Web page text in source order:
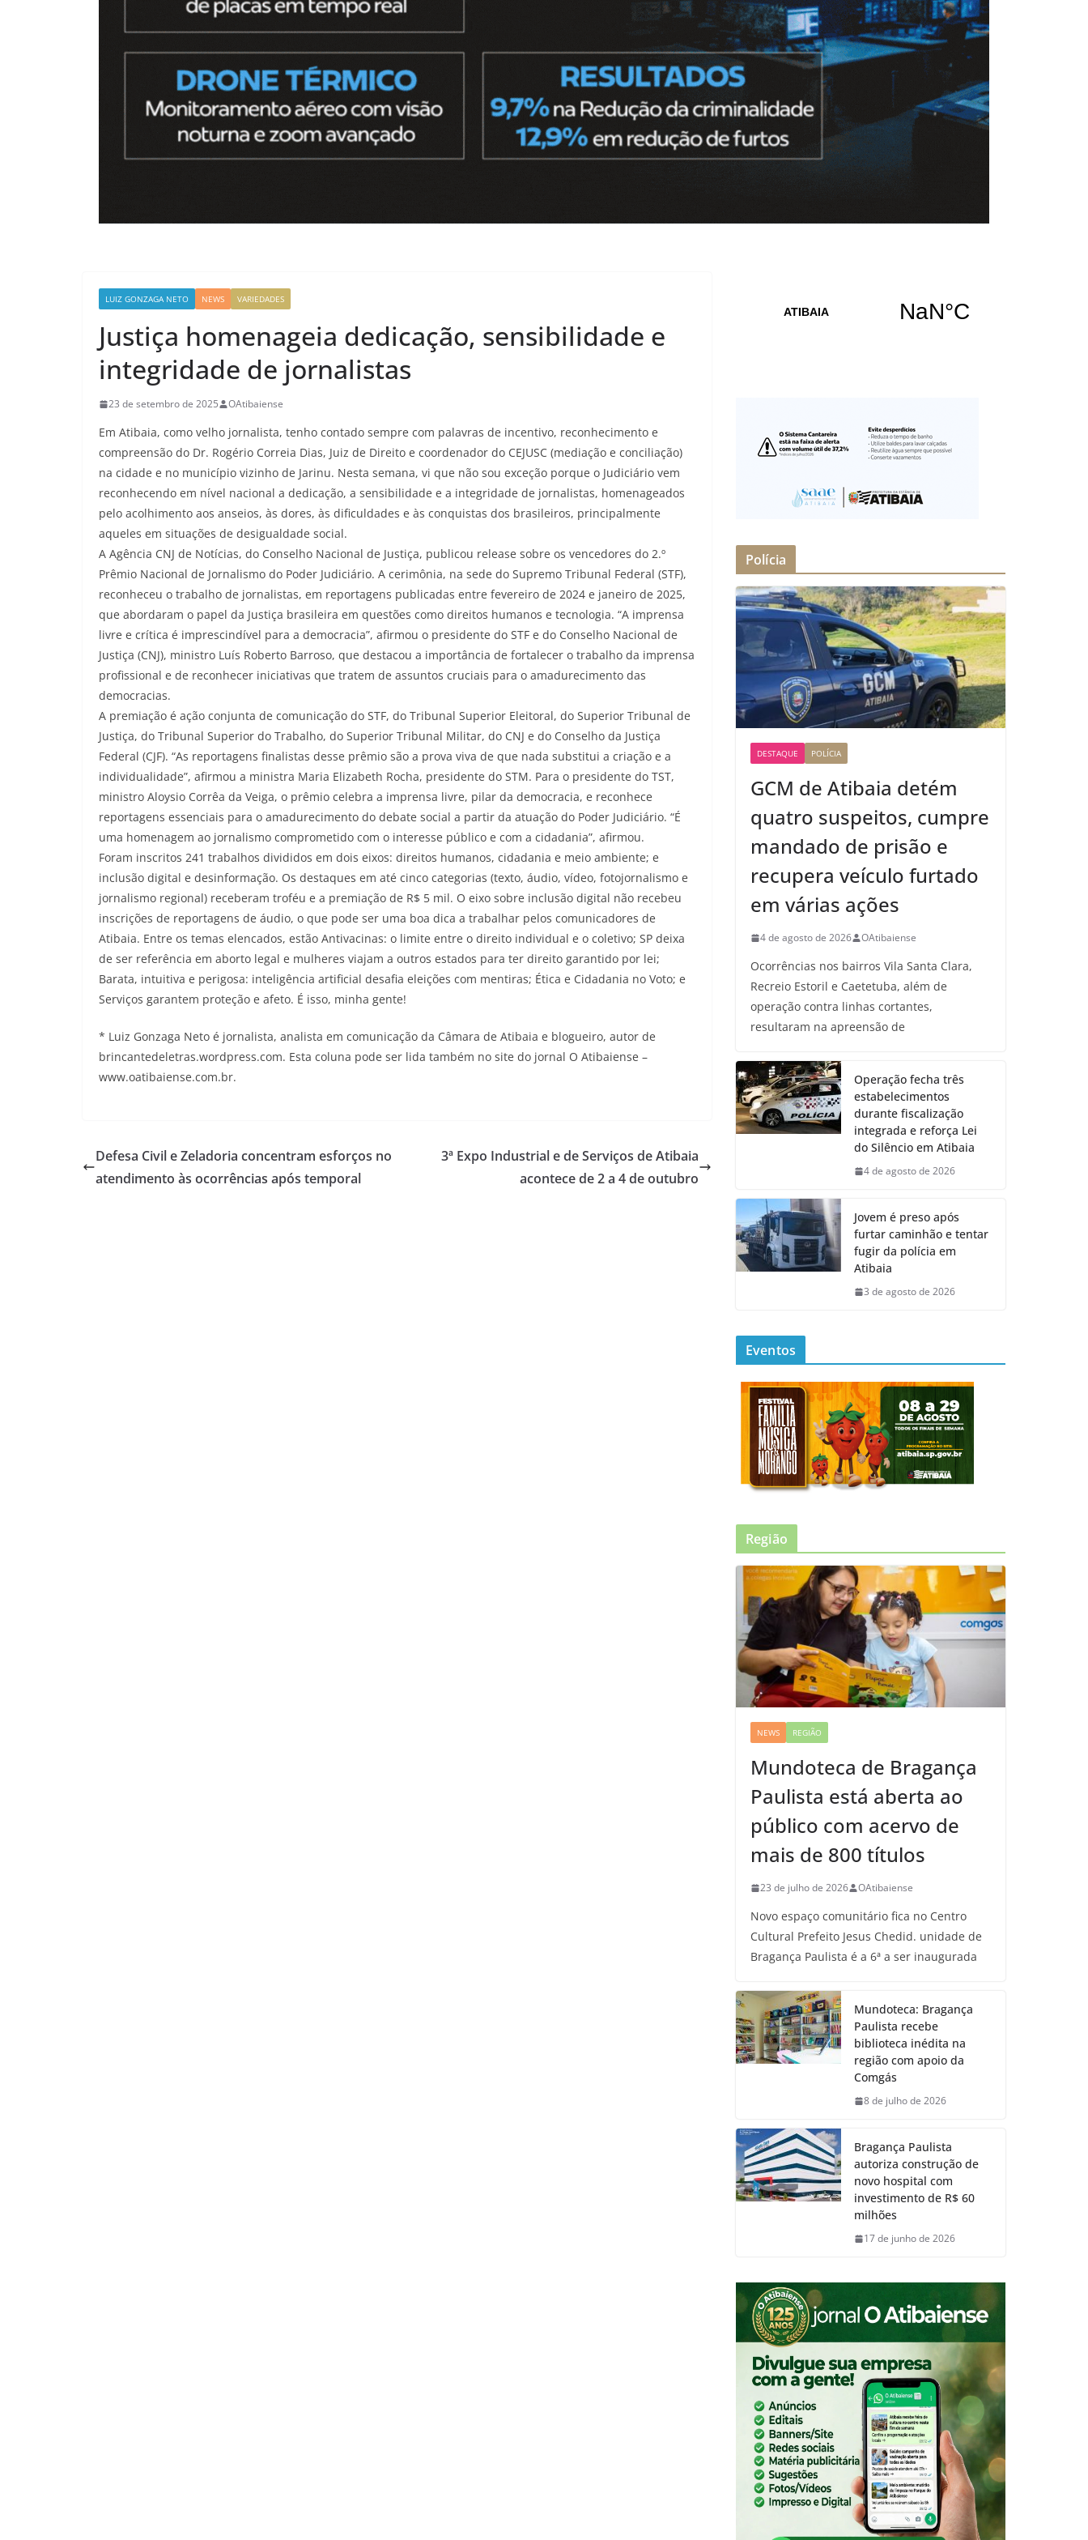
LUIZ GONZAGA NETO NEWS VARIEDADES
Justiça homenageia dedicação, sensibilidade e
integridade de jornalistas
23 de setembro de 2025 OAtibaiense
Em Atibaia, como velho jornalista, tenho contado sempre com palavras de incentivo, reconhecimento e
compreensão do Dr. Rogério Correia Dias, Juiz de Direito e coordenador do CEJUSC (mediação e conciliação)
na cidade e no município vizinho de Jarinu. Nesta semana, vi que não sou exceção porque o Judiciário vem
reconhecendo em nível nacional a dedicação, a sensibilidade e a integridade de jornalistas, homenageados
pelo acolhimento aos anseios, às dores, às dificuldades e às conquistas dos brasileiros, principalmente
aqueles em situações de desigualdade social.
A Agência CNJ de Notícias, do Conselho Nacional de Justiça, publicou release sobre os vencedores do 2.º
Prêmio Nacional de Jornalismo do Poder Judiciário. A cerimônia, na sede do Supremo Tribunal Federal (STF),
reconheceu o trabalho de jornalistas, em reportagens publicadas entre fevereiro de 2024 e janeiro de 2025,
que abordaram o papel da Justiça brasileira em questões como direitos humanos e tecnologia. “A imprensa
livre e crítica é imprescindível para a democracia”, afirmou o presidente do STF e do Conselho Nacional de
Justiça (CNJ), ministro Luís Roberto Barroso, que destacou a importância de fortalecer o trabalho da imprensa
profissional e de reconhecer iniciativas que tratem de assuntos cruciais para o amadurecimento das
democracias.
A premiação é ação conjunta de comunicação do STF, do Tribunal Superior Eleitoral, do Superior Tribunal de
Justiça, do Tribunal Superior do Trabalho, do Superior Tribunal Militar, do CNJ e do Conselho da Justiça
Federal (CJF). “As reportagens finalistas desse prêmio são a prova viva de que nada substitui a criação e a
individualidade”, afirmou a ministra Maria Elizabeth Rocha, presidente do STM. Para o presidente do TST,
ministro Aloysio Corrêa da Veiga, o prêmio celebra a imprensa livre, pilar da democracia, e reconhece
reportagens essenciais para o amadurecimento do debate social a partir da atuação do Poder Judiciário. “É
uma homenagem ao jornalismo comprometido com o interesse público e com a cidadania”, afirmou.
Foram inscritos 241 trabalhos divididos em dois eixos: direitos humanos, cidadania e meio ambiente; e
inclusão digital e desinformação. Os destaques em até cinco categorias (texto, áudio, vídeo, fotojornalismo e
jornalismo regional) receberam troféu e a premiação de R$ 5 mil. O eixo sobre inclusão digital não recebeu
inscrições de reportagens de áudio, o que pode ser uma boa dica a trabalhar pelos comunicadores de
Atibaia. Entre os temas elencados, estão Antivacinas: o limite entre o direito individual e o coletivo; SP deixa
de ser referência em aborto legal e mulheres viajam a outros estados para ter direito garantido por lei;
Barata, intuitiva e perigosa: inteligência artificial desafia eleições com mentiras; Ética e Cidadania no Voto; e
Serviços garantem proteção e afeto. É isso, minha gente!
* Luiz Gonzaga Neto é jornalista, analista em comunicação da Câmara de Atibaia e blogueiro, autor de
brincantedeletras.wordpress.com. Esta coluna pode ser lida também no site do jornal O Atibaiense –
www.oatibaiense.com.br.
Defesa Civil e Zeladoria concentram esforços no
atendimento às ocorrências após temporal
3ª Expo Industrial e de Serviços de Atibaia
acontece de 2 a 4 de outubro
Polícia
DESTAQUE POLÍCIA
GCM de Atibaia detém
quatro suspeitos, cumpre
mandado de prisão e
recupera veículo furtado
em várias ações
4 de agosto de 2026 OAtibaiense
Ocorrências nos bairros Vila Santa Clara,
Recreio Estoril e Caetetuba, além de
operação contra linhas cortantes,
resultaram na apreensão de
Operação fecha três
estabelecimentos
durante fiscalização
integrada e reforça Lei
do Silêncio em Atibaia
4 de agosto de 2026
Jovem é preso após
furtar caminhão e tentar
fugir da polícia em
Atibaia
3 de agosto de 2026
Eventos
Região
NEWS REGIÃO
Mundoteca de Bragança
Paulista está aberta ao
público com acervo de
mais de 800 títulos
23 de julho de 2026 OAtibaiense
Novo espaço comunitário fica no Centro
Cultural Prefeito Jesus Chedid. unidade de
Bragança Paulista é a 6ª a ser inaugurada
Mundoteca: Bragança
Paulista recebe
biblioteca inédita na
região com apoio da
Comgás
8 de julho de 2026
Bragança Paulista
autoriza construção de
novo hospital com
investimento de R$ 60
milhões
17 de junho de 2026